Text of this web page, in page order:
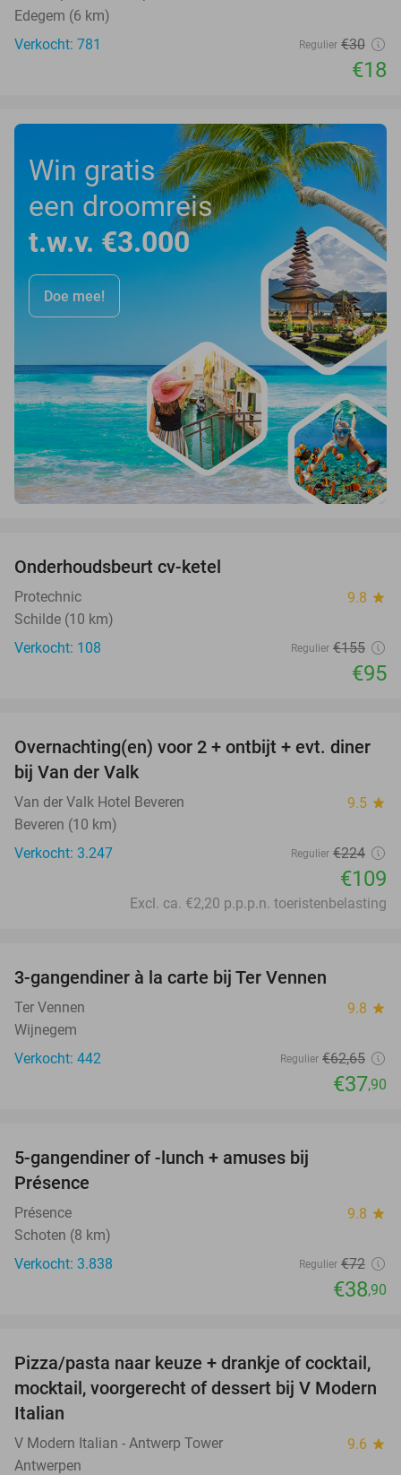
Edegem (6 km)
Verkocht: 781
Regulier €30
€18
Win gratis
een droomreis
t.w.v. €3.000
Doe mee!
Onderhoudsbeurt cv-ketel
Protechnic 9.8 star
Schilde (10 km)
Verkocht: 108
Regulier €155
€95
51%
Overnachting(en) voor 2 + ontbijt + evt. diner
bij Van der Valk
Van der Valk Hotel Beveren 9.5 star
Beveren (10 km)
Verkocht: 3.247
Regulier €224
€109
Excl. ca. €2,20 p.p.p.n. toeristenbelasting
3-gangendiner à la carte bij Ter Vennen
Ter Vennen 9.8 star
Wijnegem
Verkocht: 442
Regulier €62,65
€37,90
5-gangendiner of -lunch + amuses bij
Présence
Présence 9.8 star
Schoten (8 km)
Verkocht: 3.838
Regulier €72
€38,90
28%
Pizza/pasta naar keuze + drankje of cocktail,
mocktail, voorgerecht of dessert bij V Modern
Italian
V Modern Italian - Antwerp Tower 9.6 star
Antwerpen